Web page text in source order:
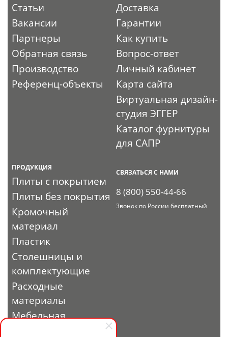
Статьи
Вакансии
Партнеры
Обратная связь
Производство
Референц-объекты
Доставка
Гарантии
Как купить
Вопрос-ответ
Личный кабинет
Карта сайта
Виртуальная дизайн-
студия ЭГГЕР
Каталог фурнитуры
для САПР
ПРОДУКЦИЯ
Плиты с покрытием
Плиты без покрытия
Кромочный
материал
Пластик
Столешницы и
комплектующие
Расходные
материалы
Мебельная
СВЯЗАТЬСЯ С НАМИ
8 (800) 550-44-66
Звонок по России бесплатный